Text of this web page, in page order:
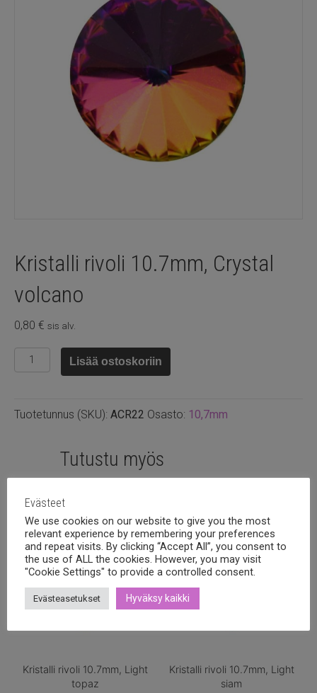
Kristalli rivoli 10.7mm, Crystal
volcano
0,80 € sis alv.
Kristalli
rivoli
volcano
Lisää ostoskoriin
Tuotetunnus (SKU): ACR22 Osasto: 10,7mm
Tutustu myös
Kristalli rivoli 10.7mm, Light
topaz
Kristalli rivoli 10.7mm, Light
siam
Evästeet
We use cookies on our website to give you the most
relevant experience by remembering your preferences
and repeat visits. By clicking “Accept All”, you consent to
the use of ALL the cookies. However, you may visit
"Cookie Settings" to provide a controlled consent.
Evästeasetukset Hyväksy kaikki